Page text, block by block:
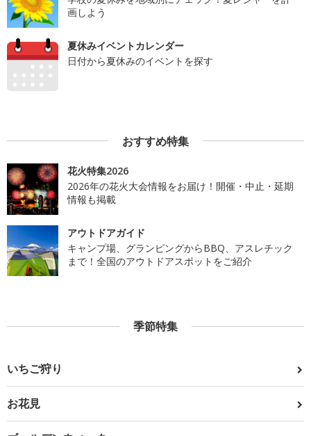
画しよう
夏休みイベントカレンダー
日付から夏休みのイベントを探す
おすすめ特集
花火特集2026
2026年の花火大会情報をお届け！開催・中止・延期
情報も掲載
アウトドアガイド
キャンプ場、グランピングからBBQ、アスレチック
まで！全国のアウトドアスポットをご紹介
季節特集
いちご狩り
お花見